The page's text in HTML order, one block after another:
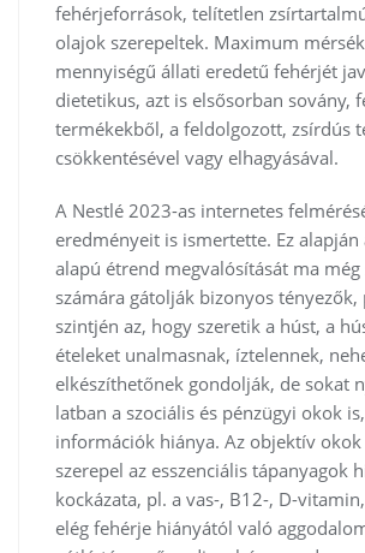
fehérjeforrások, telítetlen
olajok szerepeltek. Maximum
mennyiségű állati eredetű fehérjét
dietetikus, azt is elsősorban sovány,
termékekből, a feldolgozott, zsírdús
csökkentésével vagy elhagyásával.
A Nestlé 2023-as internetes
eredményeit is ismertette. Ez alapján
alapú étrend megvalósítását ma még
számára gátolják bizonyos tényezők,
szintjén az, hogy szeretik a húst, a
ételeket unalmasnak, íztelennek,
elkészíthetőnek gondolják, de sokat
latban a szociális és pénzügyi okok
információk hiánya. Az objektív
szerepel az esszenciális tápanyagok
kockázata, pl. a vas-, B12-, D-
elég fehérje hiányától való